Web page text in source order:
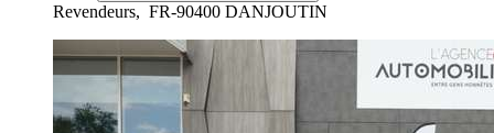
Revendeurs, FR-90400 DANJOUTIN